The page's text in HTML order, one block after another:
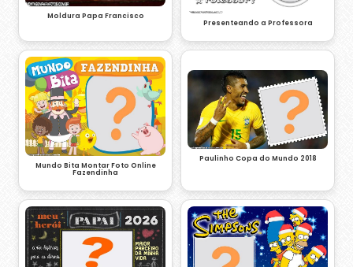
Moldura Papa Francisco
Presenteando a Professora
Mundo Bita Montar Foto Online
Fazendinha
Paulinho Copa do Mundo 2018